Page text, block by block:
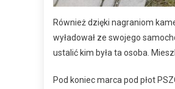
Również dzięki nagraniom
wyładował ze swojego
ustalić kim była ta osoba.
Pod koniec marca pod płot